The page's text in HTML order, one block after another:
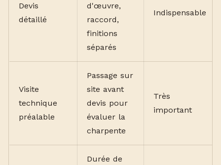
Devis
détaillé
d'œuvre,
raccord,
finitions
séparés
Indispensable
Visite
technique
préalable
Passage sur
site avant
devis pour
évaluer la
charpente
Très
important
Durée de